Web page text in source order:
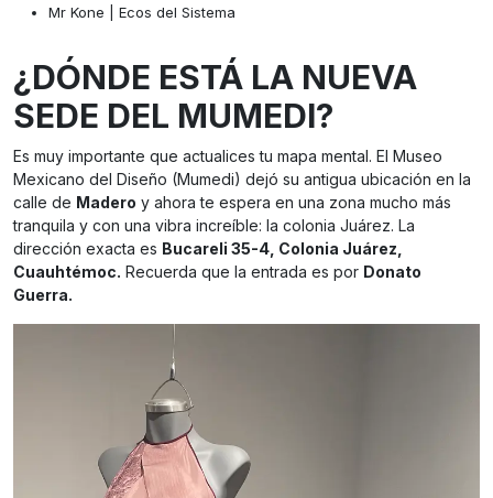
Mr Kone | Ecos del Sistema
¿DÓNDE ESTÁ LA NUEVA
SEDE DEL MUMEDI?
Es muy importante que actualices tu mapa mental. El Museo
Mexicano del Diseño (Mumedi) dejó su antigua ubicación en la
calle de Madero y ahora te espera en una zona mucho más
tranquila y con una vibra increíble: la colonia Juárez. La
dirección exacta es Bucareli 35-4, Colonia Juárez,
Cuauhtémoc. Recuerda que la entrada es por Donato
Guerra.